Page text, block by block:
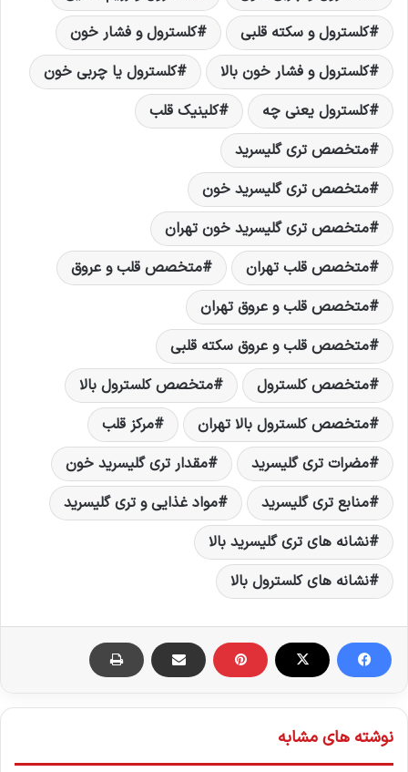
کلسترول و سکته قلبی
کلسترول و فشار خون
کلسترول و فشار خون بالا
کلسترول یا چربی خون
کلسترول یعنی چه
کلینیک قلب
متخصص تری گلیسرید
متخصص تری گلیسرید خون
متخصص تری گلیسرید خون تهران
متخصص قلب تهران
متخصص قلب و عروق
متخصص قلب و عروق تهران
متخصص قلب و عروق سکته قلبی
متخصص کلسترول
متخصص کلسترول بالا
متخصص کلسترول بالا تهران
مرکز قلب
مضرات تری گلیسرید
مقدار تری گلیسرید خون
منابع تری گلیسرید
مواد غذایی و تری گلیسرید
نشانه های تری گلیسرید بالا
نشانه های کلسترول بالا
نوشته های مشابه